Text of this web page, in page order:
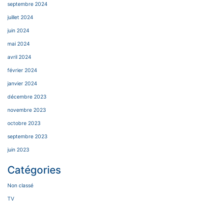
septembre 2024
juillet 2024
juin 2024
mai 2024
avril 2024
février 2024
janvier 2024
décembre 2023
novembre 2023
octobre 2023
septembre 2023
juin 2023
Catégories
Non classé
TV